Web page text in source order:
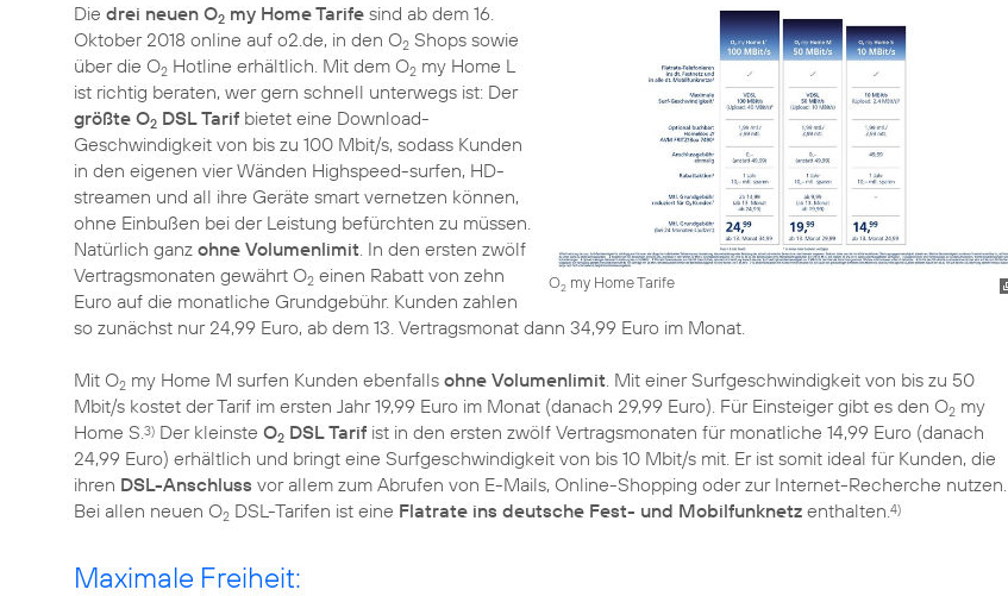
O2my Home Tarife
Die drei neuen O2 my Home Tarife sind ab dem 16.
Oktober 2018 online auf o2.de, in den O2 Shops sowie
über die O2 Hotline erhältlich. Mit dem O2 my Home L
ist richtig beraten, wer gern schnell unterwegs ist: Der
größte O2 DSL Tarif bietet eine Download-
Geschwindigkeit von bis zu 100 Mbit/s, sodass Kunden
in den eigenen vier Wänden Highspeed-surfen, HD-
streamen und all ihre Geräte smart vernetzen können,
ohne Einbußen bei der Leistung befürchten zu müssen.
Natürlich ganz ohne Volumenlimit. In den ersten zwölf
Vertragsmonaten gewährt O2 einen Rabatt von zehn
Euro auf die monatliche Grundgebühr. Kunden zahlen
so zunächst nur 24,99 Euro, ab dem 13. Vertragsmonat dann 34,99 Euro im Monat.
Mit O2 my Home M surfen Kunden ebenfalls ohne Volumenlimit. Mit einer Surfgeschwindigkeit von bis zu 50
Mbit/s kostet der Tarif im ersten Jahr 19,99 Euro im Monat (danach 29,99 Euro). Für Einsteiger gibt es den O2 my
Home S.3) Der kleinste O2 DSL Tarif ist in den ersten zwölf Vertragsmonaten für monatliche 14,99 Euro (danach
24,99 Euro) erhältlich und bringt eine Surfgeschwindigkeit von bis 10 Mbit/s mit. Er ist somit ideal für Kunden, die
ihren DSL-Anschluss vor allem zum Abrufen von E-Mails, Online-Shopping oder zur Internet-Recherche nutzen.
Bei allen neuen O2 DSL-Tarifen ist eine Flatrate ins deutsche Fest- und Mobilfunknetz enthalten.4)
Maximale Freiheit: